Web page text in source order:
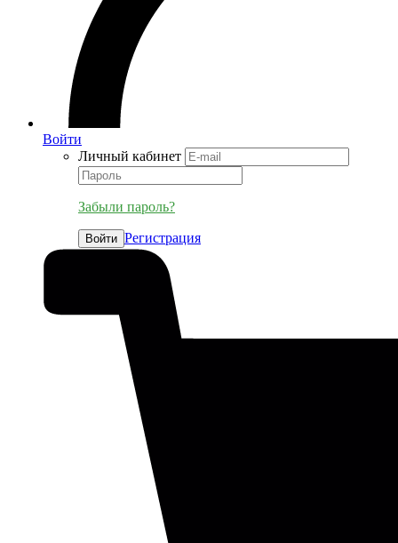
Войти
Личный кабинет
Забыли пароль?
Войти Регистрация